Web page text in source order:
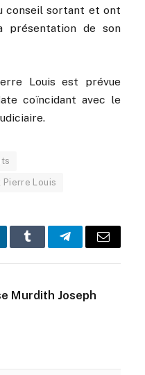
conseil sortant et ont
présentation de son
Louis est prévue
coïncidant avec le
Pierre Louis
TumblrTelegramEmail
Murdith Joseph